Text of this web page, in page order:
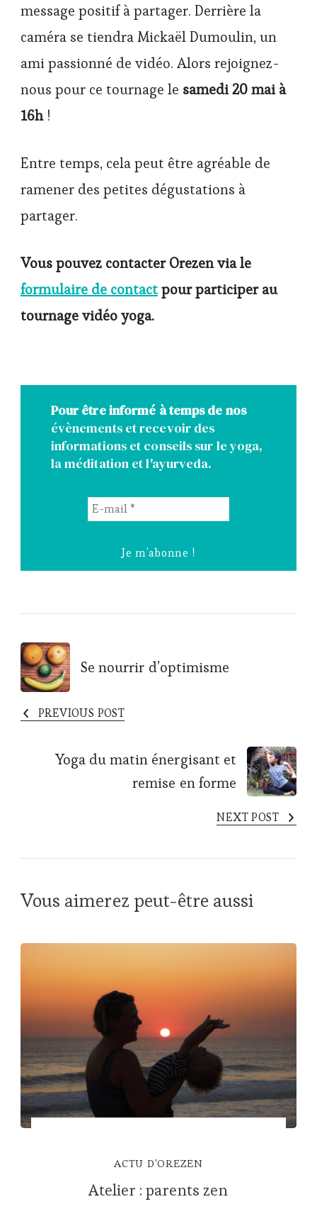
message positif à partager. Derrière la
caméra se tiendra Mickaël Dumoulin, un
ami passionné de vidéo. Alors rejoignez-
nous pour ce tournage le samedi 20 mai à
16h!
Entre temps, cela peut être agréable de
ramener des petites dégustations à
partager.
Vous pouvez contacter Orezen via le
formulaire de contactpour participer au
tournage vidéo yoga.
Pour être informé à temps de nos
évènements et recevoir des
informations et conseils sur le yoga,
la méditation et l'ayurveda.
*
Post
Navigation
Se nourrir d’optimisme
PREVIOUS POST
Yoga du matin énergisant et
remise en forme
NEXT POST
Vous aimerez peut-être aussi
ACTU D'OREZEN
Atelier : parents zen